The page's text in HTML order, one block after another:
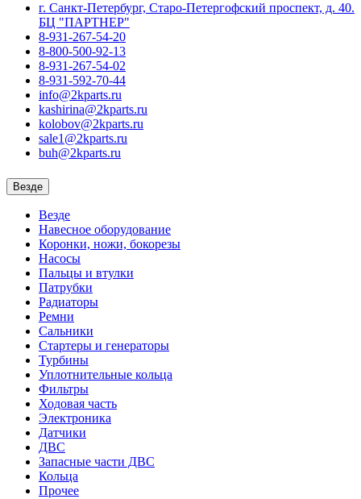
г. Санкт-Петербург, Старо-Петергофский проспект, д. 40.
БЦ "ПАРТНЕР"
8-931-267-54-20
8-800-500-92-13
8-931-267-54-02
8-931-592-70-44
info@2kparts.ru
kashirina@2kparts.ru
kolobov@2kparts.ru
sale1@2kparts.ru
buh@2kparts.ru
Везде
Везде
Навесное оборудование
Коронки, ножи, бокорезы
Насосы
Пальцы и втулки
Патрубки
Радиаторы
Ремни
Сальники
Стартеры и генераторы
Турбины
Уплотнительные кольца
Фильтры
Ходовая часть
Электроника
Датчики
ДВС
Запасные части ДВС
Кольца
Прочее